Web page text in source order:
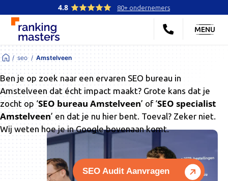
4.8 80+ ondernemers
MENU
seo Amstelveen
Ben je op zoek naar een ervaren SEO bureau in
Amstelveen dat écht impact maakt? Grote kans dat je
zocht op ‘SEO bureau Amstelveen’ of ‘SEO specialist
Amstelveen’ en dat je nu hier bent. Toeval? Zeker niet.
Wij weten hoe je in Google bovenaan komt.
SEO Audit Aanvragen